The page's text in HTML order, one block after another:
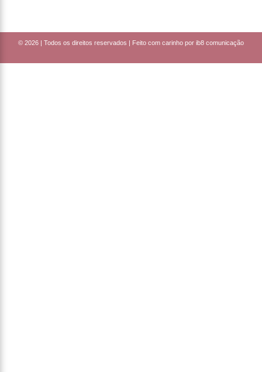
© 2026 | Todos os direitos reservados | Feito com carinho por ib8 comunicação